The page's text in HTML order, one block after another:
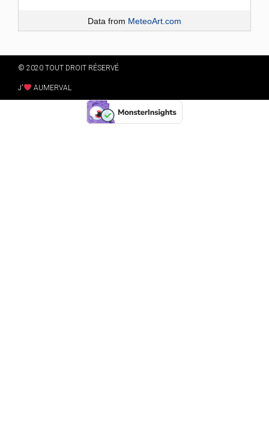
Data from MeteoArt.com
© 2020 TOUT DROIT RÉSERVÉ
J' AUMERVAL